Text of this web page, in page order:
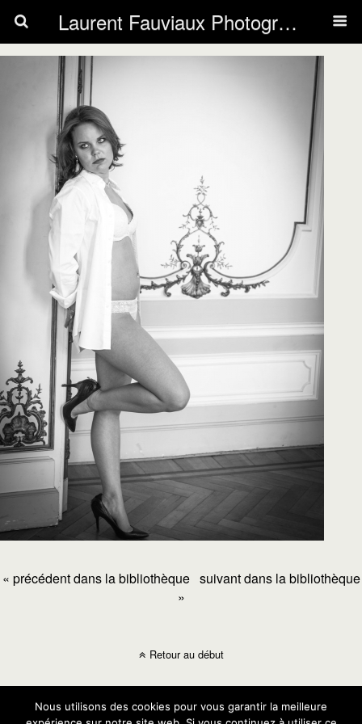
Laurent Fauviaux Photography
« précédent dans la bibliothèque suivant dans la bibliothèque
»
Retour au début
Nous utilisons des cookies pour vous garantir la meilleure